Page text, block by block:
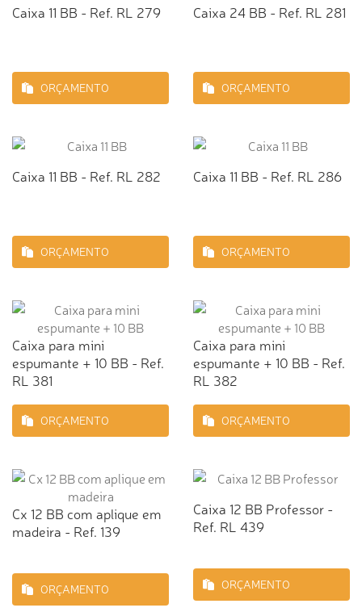
Caixa 11 BB - Ref. RL 279
ORÇAMENTO
Caixa 24 BB - Ref. RL 281
ORÇAMENTO
Caixa 11 BB - Ref. RL 282
ORÇAMENTO
Caixa 11 BB - Ref. RL 286
ORÇAMENTO
Caixa para mini
espumante + 10 BB - Ref.
RL 381
ORÇAMENTO
Caixa para mini
espumante + 10 BB - Ref.
RL 382
ORÇAMENTO
Cx 12 BB com aplique em
madeira - Ref. 139
ORÇAMENTO
Caixa 12 BB Professor -
Ref. RL 439
ORÇAMENTO